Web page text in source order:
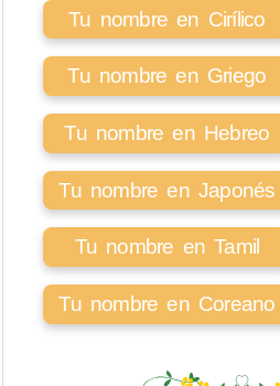
Tu nombre en Cirílico
Tu nombre en Griego
Tu nombre en Hebreo
Tu nombre en Japonés
Tu nombre en Tamil
Tu nombre en Coreano